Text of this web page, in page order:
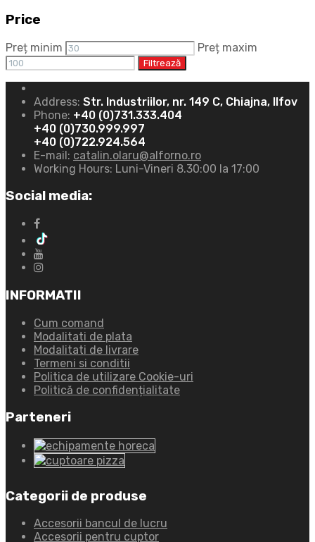
Price
Preț minim Preț maxim
Filtrează
Address: Str. Industriilor, nr. 149 C, Chiajna, Ilfov
Phone: +40 (0)731.333.404
+40 (0)730.999.997
+40 (0)722.924.564
E-mail: catalin.olaru@alforno.ro
Working Hours: Luni-Vineri 8.30:00 la 17:00
Social media:
INFORMATII
Cum comand
Modalitati de plata
Modalitati de livrare
Termeni si conditii
Politica de utilizare Cookie-uri
Politică de confidențialitate
Parteneri
Categorii de produse
Accesorii bancul de lucru
Accesorii pentru cuptor